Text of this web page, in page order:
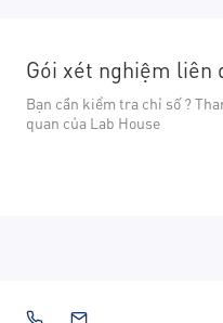
Gói xét nghiệm liên
Bạn cần kiểm tra chỉ số ?
quan của Lab House